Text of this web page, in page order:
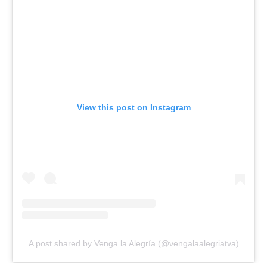
View this post on Instagram
A post shared by Venga la Alegría (@vengalaalegriatva)